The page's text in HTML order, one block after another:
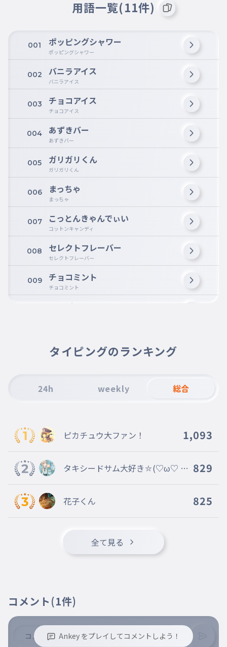
用語一覧(11件)
001 ポッピングシャワー
ポッピングシャワー
002 バニラアイス
バニラアイス
003 チョコアイス
チョコアイス
004 あずきバー
あずきバー
005 ガリガリくん
ガリガリくん
006 まっちゃ
まっちゃ
007 こっとんきゃんでぃい
コットンキャンディ
008 セレクトフレーバー
セレクトフレーバー
009 チョコミント
チョコミント
いちごアイス
ソーダアイス
タイピングのランキング
24h weekly 総合
ピカチュウ大ファン！ 1,093
タキシードサム大好き⛦(♡ω♡ ) ~ 829
花子くん 825
全て見る
コメント (1件)
Ankey をプレイしてコメントしよう！